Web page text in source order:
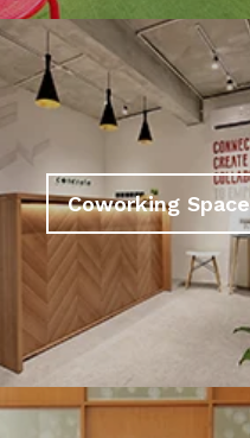
Coworking Space